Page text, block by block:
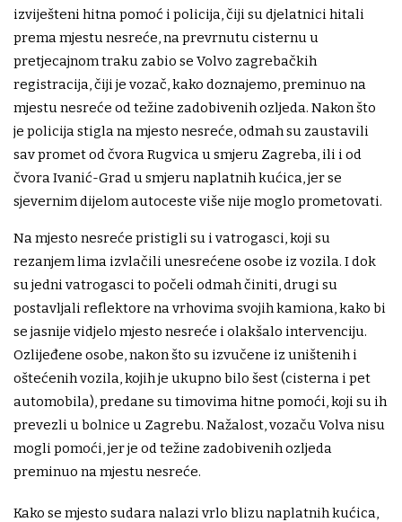
izviješteni hitna pomoć i policija, čiji su djelatnici hitali
prema mjestu nesreće, na prevrnutu cisternu u
pretjecajnom traku zabio se Volvo zagrebačkih
registracija, čiji je vozač, kako doznajemo, preminuo na
mjestu nesreće od težine zadobivenih ozljeda. Nakon što
je policija stigla na mjesto nesreće, odmah su zaustavili
sav promet od čvora Rugvica u smjeru Zagreba, ili i od
čvora Ivanić-Grad u smjeru naplatnih kućica, jer se
sjevernim dijelom autoceste više nije moglo prometovati.
Na mjesto nesreće pristigli su i vatrogasci, koji su
rezanjem lima izvlačili unesrećene osobe iz vozila. I dok
su jedni vatrogasci to počeli odmah činiti, drugi su
postavljali reflektore na vrhovima svojih kamiona, kako bi
se jasnije vidjelo mjesto nesreće i olakšalo intervenciju.
Ozlijeđene osobe, nakon što su izvučene iz uništenih i
oštećenih vozila, kojih je ukupno bilo šest (cisterna i pet
automobila), predane su timovima hitne pomoći, koji su ih
prevezli u bolnice u Zagrebu. Nažalost, vozaču Volva nisu
mogli pomoći, jer je od težine zadobivenih ozljeda
preminuo na mjestu nesreće.
Kako se mjesto sudara nalazi vrlo blizu naplatnih kućica,